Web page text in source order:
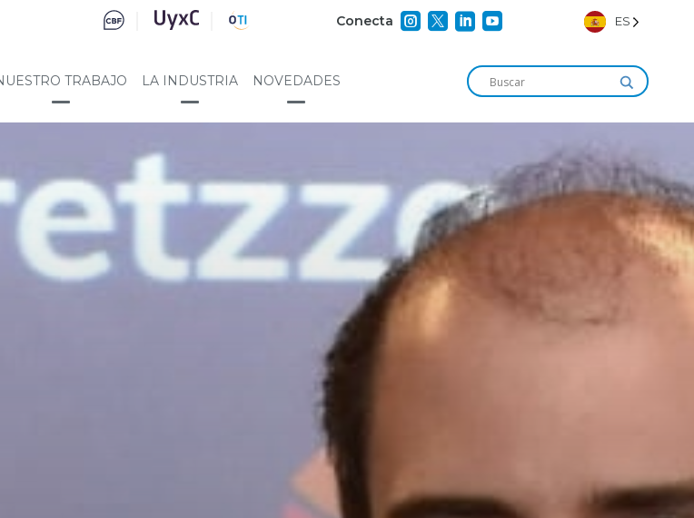
Conecta     ES
TRABAJO LA INDUSTRIA NOVEDADES